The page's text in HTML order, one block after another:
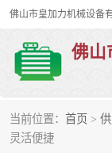
佛山
当前位置： 首页 >
灵活便捷
移动式登车桥